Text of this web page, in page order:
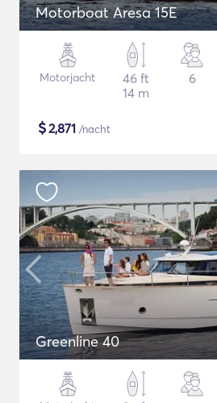
Motorboat Aresa 15E
Motorjacht
46 ft
14 m
6
$2,871 /nacht
Greenline 40